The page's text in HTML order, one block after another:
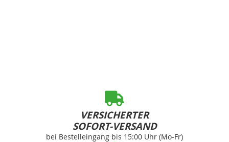
VERSICHERTER
SOFORT-VERSAND
bei Bestelleingang bis 15:00 Uhr (Mo-Fr)